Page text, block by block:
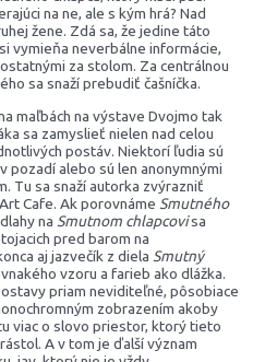
na ne, ale s kým hrá? Nad
žene. Zdá sa, že jedine táto
vymieňa neverbálne informácie,
za stolom. Za centrálnou
sa snaží prebudiť čašníčka.
maľbách na výstave Dvojmo tak
sa zamyslieť nielen nad celou
postáv. Niektorí ľudia sú
pozadí alebo sú len anonymnými
Tu sa snaží autorka zvýrazniť
Cafe. Ak porovnáme Smutného
na Smutnom chlapcovisa
pred barom na
aj jazvečík z diela Smutný
vzoru a farieb ako dlážka.
priam neviditeľné, pôsobiace
zobrazením akoby
viac o slovo priestor, ktorý tieto
A v tom je ďalší význam